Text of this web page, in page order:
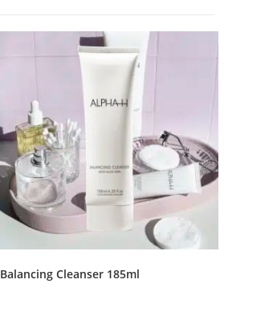
Balancing Cleanser 185ml